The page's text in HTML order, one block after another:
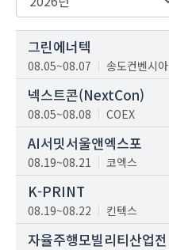
그린에너텍
08.05~08.07 송도컨벤시아
넥스트콘(NextCon)
08.05~08.08 COEX
AI서밋서울앤엑스포
08.19~08.21 코엑스
K-PRINT
08.19~08.22 킨텍스
자율주행모빌리티산업전